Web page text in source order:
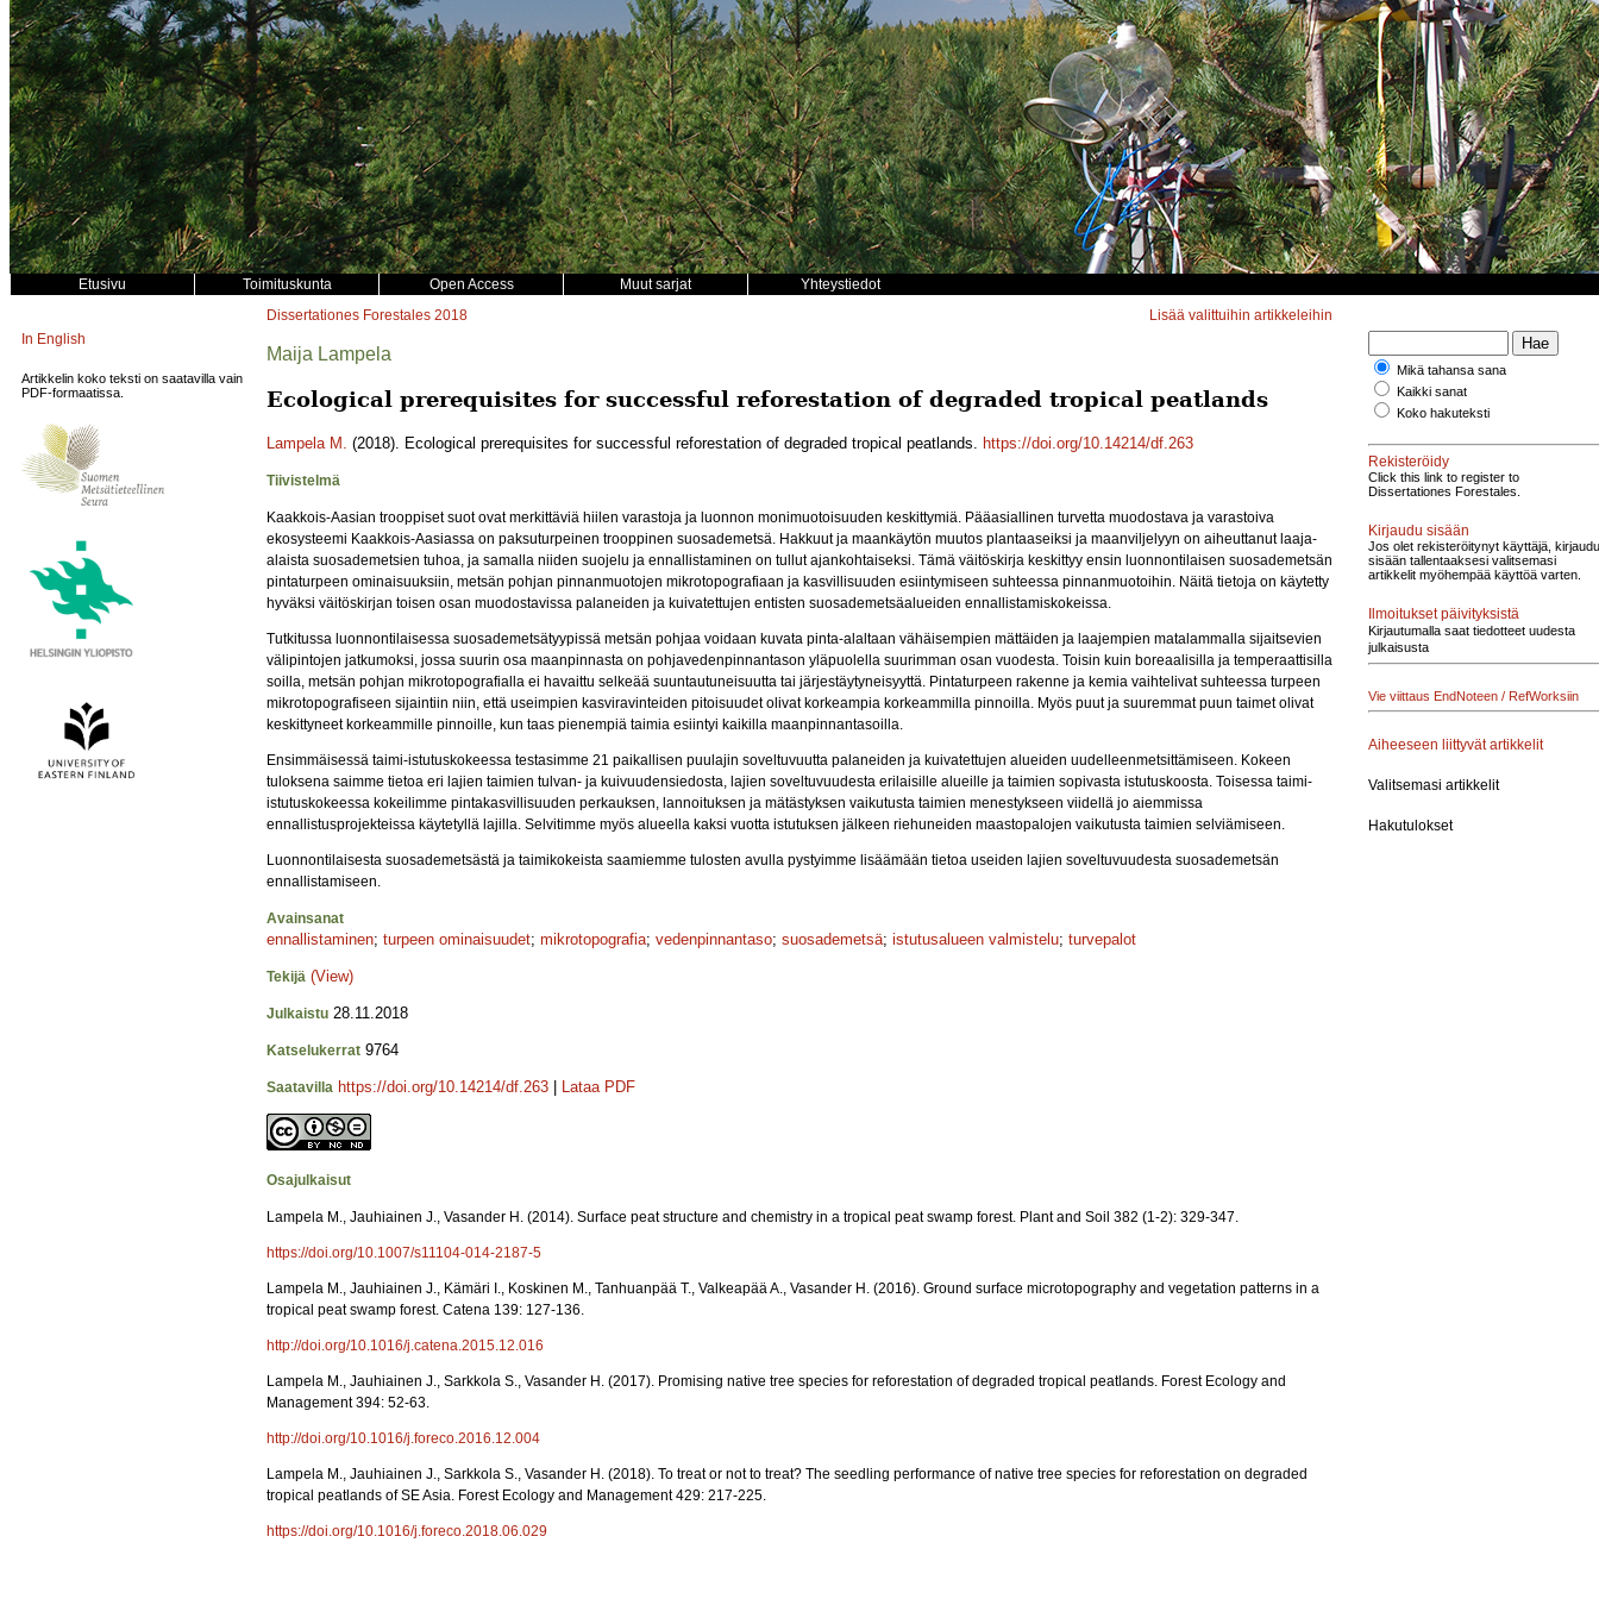
Etusivu Toimituskunta Open Access Muut sarjat Yhteystiedot
In English
Artikkelin koko teksti on saatavilla vain
PDF-formaatissa.
Dissertationes Forestales 2018 Lisää valittuihin artikkeleihin
Maija Lampela
Ecological prerequisites for successful reforestation of degraded tropical peatlands
Lampela M. (2018). Ecological prerequisites for successful reforestation of degraded tropical peatlands. https://doi.org/10.14214/df.263
Tiivistelmä
Kaakkois-Aasian trooppiset suot ovat merkittäviä hiilen varastoja ja luonnon monimuotoisuuden keskittymiä. Pääasiallinen turvetta muodostava ja varastoiva
ekosysteemi Kaakkois-Aasiassa on paksuturpeinen trooppinen suosademetsä. Hakkuut ja maankäytön muutos plantaaseiksi ja maanviljelyyn on aiheuttanut laaja-
alaista suosademetsien tuhoa, ja samalla niiden suojelu ja ennallistaminen on tullut ajankohtaiseksi. Tämä väitöskirja keskittyy ensin luonnontilaisen suosademetsän
pintaturpeen ominaisuuksiin, metsän pohjan pinnanmuotojen mikrotopografiaan ja kasvillisuuden esiintymiseen suhteessa pinnanmuotoihin. Näitä tietoja on käytetty
hyväksi väitöskirjan toisen osan muodostavissa palaneiden ja kuivatettujen entisten suosademetsäalueiden ennallistamiskokeissa.
Tutkitussa luonnontilaisessa suosademetsätyypissä metsän pohjaa voidaan kuvata pinta-alaltaan vähäisempien mättäiden ja laajempien matalammalla sijaitsevien
välipintojen jatkumoksi, jossa suurin osa maanpinnasta on pohjavedenpinnantason yläpuolella suurimman osan vuodesta. Toisin kuin boreaalisilla ja temperaattisilla
soilla, metsän pohjan mikrotopografialla ei havaittu selkeää suuntautuneisuutta tai järjestäytyneisyyttä. Pintaturpeen rakenne ja kemia vaihtelivat suhteessa turpeen
mikrotopografiseen sijaintiin niin, että useimpien kasviravinteiden pitoisuudet olivat korkeampia korkeammilla pinnoilla. Myös puut ja suuremmat puun taimet olivat
keskittyneet korkeammille pinnoille, kun taas pienempiä taimia esiintyi kaikilla maanpinnantasoilla.
Ensimmäisessä taimi-istutuskokeessa testasimme 21 paikallisen puulajin soveltuvuutta palaneiden ja kuivatettujen alueiden uudelleenmetsittämiseen. Kokeen
tuloksena saimme tietoa eri lajien taimien tulvan- ja kuivuudensiedosta, lajien soveltuvuudesta erilaisille alueille ja taimien sopivasta istutuskoosta. Toisessa taimi-
istutuskokeessa kokeilimme pintakasvillisuuden perkauksen, lannoituksen ja mätästyksen vaikutusta taimien menestykseen viidellä jo aiemmissa
ennallistusprojekteissa käytetyllä lajilla. Selvitimme myös alueella kaksi vuotta istutuksen jälkeen riehuneiden maastopalojen vaikutusta taimien selviämiseen.
Luonnontilaisesta suosademetsästä ja taimikokeista saamiemme tulosten avulla pystyimme lisäämään tietoa useiden lajien soveltuvuudesta suosademetsän
ennallistamiseen.
Avainsanat
ennallistaminen; turpeen ominaisuudet; mikrotopografia; vedenpinnantaso; suosademetsä; istutusalueen valmistelu; turvepalot
Tekijä (View)
Julkaistu 28.11.2018
Katselukerrat 9764
Saatavilla https://doi.org/10.14214/df.263 Lataa PDF
Osajulkaisut
Lampela M., Jauhiainen J., Vasander H. (2014). Surface peat structure and chemistry in a tropical peat swamp forest. Plant and Soil 382 (1-2): 329-347.
https://doi.org/10.1007/s11104-014-2187-5
Lampela M., Jauhiainen J., Kämäri I., Koskinen M., Tanhuanpää T., Valkeapää A., Vasander H. (2016). Ground surface microtopography and vegetation patterns in a
tropical peat swamp forest. Catena 139: 127-136.
http://doi.org/10.1016/j.catena.2015.12.016
Lampela M., Jauhiainen J., Sarkkola S., Vasander H. (2017). Promising native tree species for reforestation of degraded tropical peatlands. Forest Ecology and
Management 394: 52-63.
http://doi.org/10.1016/j.foreco.2016.12.004
Lampela M., Jauhiainen J., Sarkkola S., Vasander H. (2018). To treat or not to treat? The seedling performance of native tree species for reforestation on degraded
tropical peatlands of SE Asia. Forest Ecology and Management 429: 217-225.
https://doi.org/10.1016/j.foreco.2018.06.029
Mikä tahansa sana
Kaikki sanat
Koko hakuteksti
Rekisteröidy
Click this link to register to
Dissertationes Forestales.
Kirjaudu sisään
Jos olet rekisteröitynyt käyttäjä, kirjaudu
sisään tallentaaksesi valitsemasi
artikkelit myöhempää käyttöä varten.
Ilmoitukset päivityksistä
Kirjautumalla saat tiedotteet uudesta
julkaisusta
Vie viittaus EndNoteen / RefWorksiin
Aiheeseen liittyvät artikkelit
Valitsemasi artikkelit
Hakutulokset